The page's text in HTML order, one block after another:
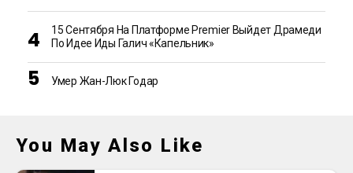
15 Сентября На Платформе Premier Выйдет Драмеди
По Идее Иды Галич «Капельник»
Умер Жан-Люк Годар
You May Also Like